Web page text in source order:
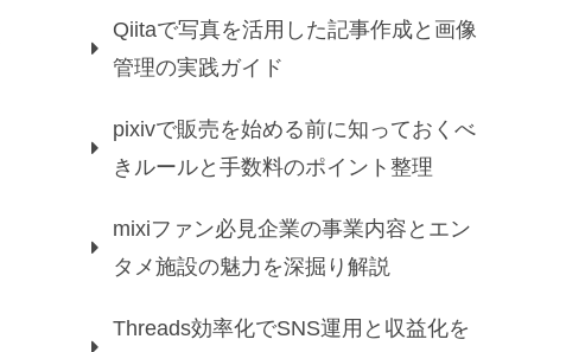
Qiitaで写真を活用した記事作成と画像
管理の実践ガイド
pixivで販売を始める前に知っておくべ
きルールと手数料のポイント整理
mixiファン必見企業の事業内容とエン
タメ施設の魅力を深掘り解説
Threads効率化でSNS運用と収益化を